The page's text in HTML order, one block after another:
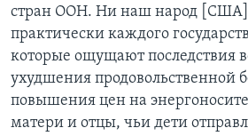
стран ООН. Ни наш народ
практически каждого
которые ощущают последствия
ухудшения продовольственной
повышения цен на
матери и отцы, чьи дети